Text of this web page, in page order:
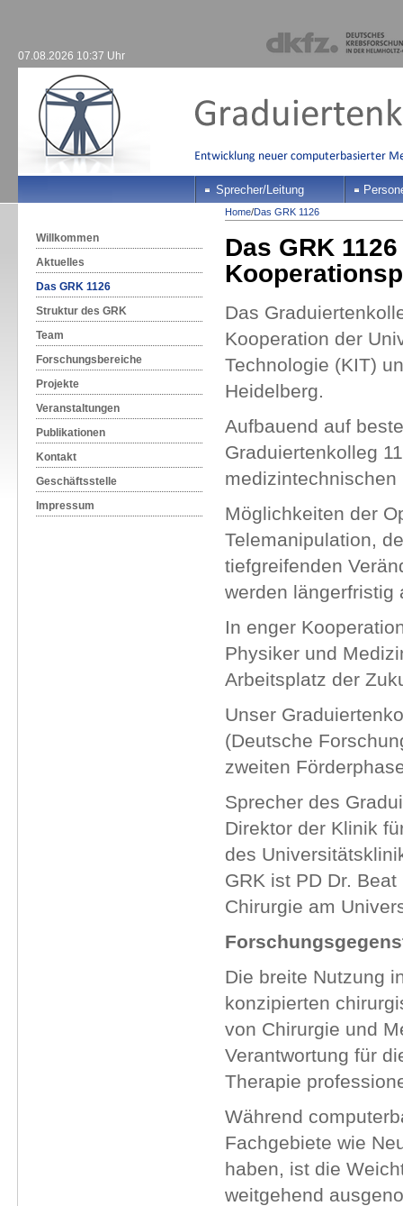
07.08.2026 10:37 Uhr
Sprecher/Leitung
Willkommen
Aktuelles
Das GRK 1126
Struktur des GRK
Team
Forschungsbereiche
Projekte
Veranstaltungen
Publikationen
Kontakt
Geschäftsstelle
Impressum
Home/Das GRK 1126
Das GRK
Das
Kooperation der
Technologie (KIT)
Heidelberg.
Aufbauend auf
Graduiertenkolleg
Möglichkeiten der
Telemanipulation,
tiefgreifenden
werden längerfristig
In enger
Physiker und
Arbeitsplatz der
Unser
(Deutsche
zweiten
Sprecher des
Direktor der Klinik
des
GRK ist PD Dr.
Chirurgie am
Die breite Nutzung
konzipierten
von Chirurgie und
Verantwortung für
Therapie
Während
Fachgebiete wie
haben, ist die
weitgehend